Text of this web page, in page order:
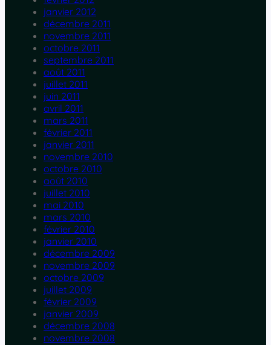
janvier 2012
décembre 2011
novembre 2011
octobre 2011
septembre 2011
août 2011
juillet 2011
juin 2011
avril 2011
mars 2011
février 2011
janvier 2011
novembre 2010
octobre 2010
août 2010
juillet 2010
mai 2010
mars 2010
février 2010
janvier 2010
décembre 2009
novembre 2009
octobre 2009
juillet 2009
février 2009
janvier 2009
décembre 2008
novembre 2008